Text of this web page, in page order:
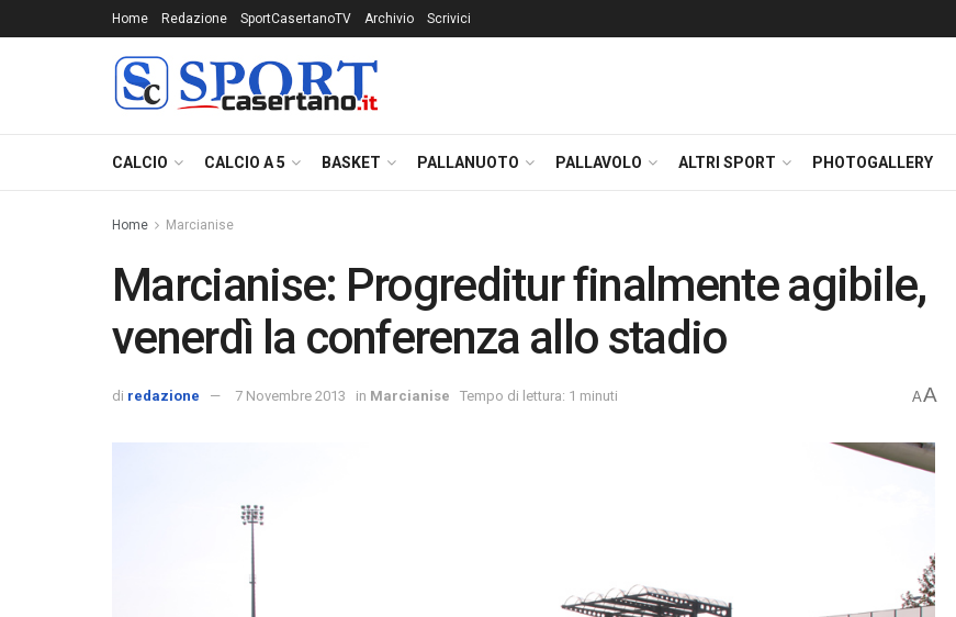
Home Redazione SportCasertanoTV Archivio Scrivici
CALCIO CALCIO A 5 BASKET PALLANUOTO PALLAVOLO ALTRI SPORT PHOTOGALLERY
Home Marcianise
Marcianise: Progreditur finalmente agibile,
venerdì la conferenza allo stadio
di redazione 7 Novembre 2013 in Marcianise Tempo di lettura: 1 minuti AA